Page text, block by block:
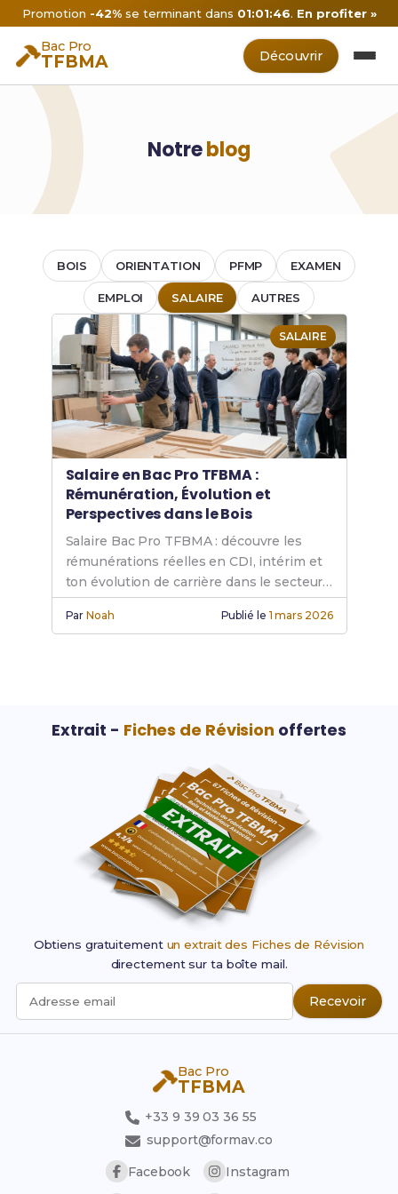
Promotion -42%se terminant dans 01:01:46. En profiter »
Bac Pro
TFBMA Découvrir
Notreblog
BOIS ORIENTATION PFMP EXAMEN
EMPLOI SALAIRE AUTRES
SALAIRE
Salaire en Bac Pro TFBMA :
Rémunération, Évolution et
Perspectives dans le Bois
Salaire Bac Pro TFBMA : découvre les
rémunérations réelles en CDI, intérim et
ton évolution de carrière dans le secteur
du bois.
ParNoah Publié le 1 mars 2026
Extrait - Fiches de Révision offertes
Obtiens gratuitement un extrait des Fiches de Révision
directement sur ta boîte mail.
Adresse email Recevoir
Bac Pro
TFBMA
+33 9 39 03 36 55
support@formav.co
Facebook
Instagram